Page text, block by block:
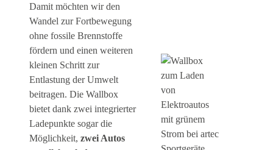
Damit möchten wir den
Wandel zur Fortbewegung
ohne fossile Brennstoffe
fördern und einen weiteren
kleinen Schritt zur
Entlastung der Umwelt
beitragen. Die Wallbox
bietet dank zwei integrierter
Ladepunkte sogar die
Möglichkeit, zwei Autos